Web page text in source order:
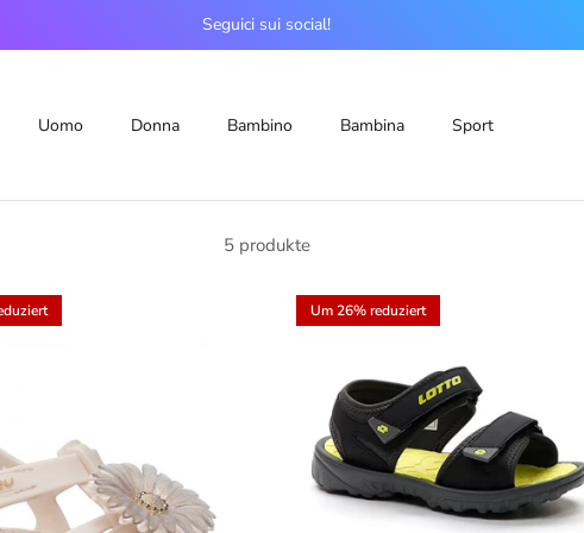
Seguici sui social!
Uomo Donna Bambino Bambina Sport
5 produkte
Um 26% reduziert